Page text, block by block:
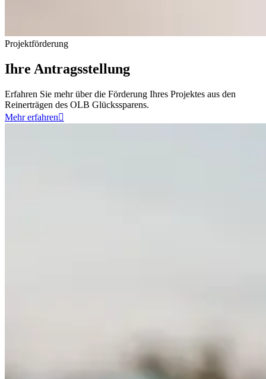
Projektförderung
Ihre Antragsstellung
Erfahren Sie mehr über die Förderung Ihres Projektes aus den
Reinerträgen des OLB Glückssparens.
Mehr erfahren